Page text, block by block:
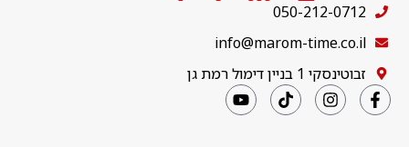
050-212-0712
info@marom-time.co.il
זבוטינסקי 1 בניין דימול רמת גן